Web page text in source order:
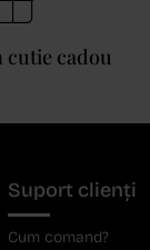
cadou
Suport clienți
Cum comand?